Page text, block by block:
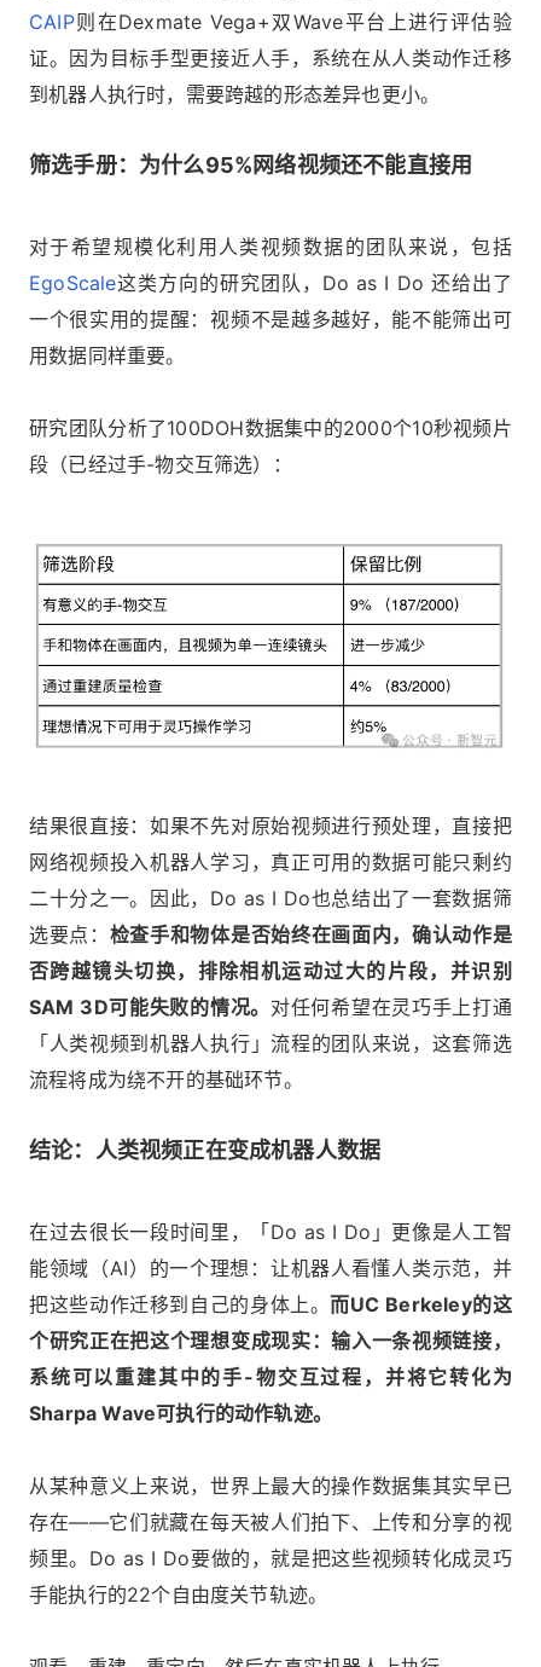
CAIP则在Dexmate Vega+双Wave平台上进行评估验
证。因为目标手型更接近人手，系统在从人类动作迁移
到机器人执行时，需要跨越的形态差异也更小。
筛选手册：为什么95%网络视频还不能直接用
对于希望规模化利用人类视频数据的团队来说，包括
EgoScale这类方向的研究团队，Do as I Do 还给出了
一个很实用的提醒：视频不是越多越好，能不能筛出可
用数据同样重要。
研究团队分析了100DOH数据集中的2000个10秒视频片
段（已经过手-物交互筛选）：
结果很直接：如果不先对原始视频进行预处理，直接把
网络视频投入机器人学习，真正可用的数据可能只剩约
二十分之一。因此，Do as I Do也总结出了一套数据筛
选要点： 检查手和物体是否始终在画面内，确认动作是
否跨越镜头切换，排除相机运动过大的片段，并识别
SAM 3D可能失败的情况。 对任何希望在灵巧手上打通
「人类视频到机器人执行」流程的团队来说，这套筛选
流程将成为绕不开的基础环节。
结论：人类视频正在变成机器人数据
在过去很长一段时间里，「Do as I Do」更像是人工智
能领域（AI）的一个理想：让机器人看懂人类示范，并
把这些动作迁移到自己的身体上。而UC Berkeley的这
个研究正在把这个理想变成现实：输入一条视频链接，
系统可以重建其中的手-物交互过程，并将它转化为
Sharpa Wave可执行的动作轨迹。
从某种意义上来说，世界上最大的操作数据集其实早已
存在——它们就藏在每天被人们拍下、上传和分享的视
频里。Do as I Do要做的，就是把这些视频转化成灵巧
手能执行的22个自由度关节轨迹。